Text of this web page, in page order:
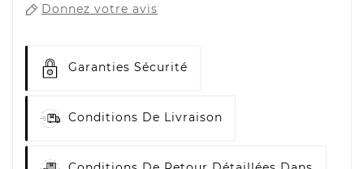
Donnez votre avis
Garanties Sécurité
Conditions De Livraison